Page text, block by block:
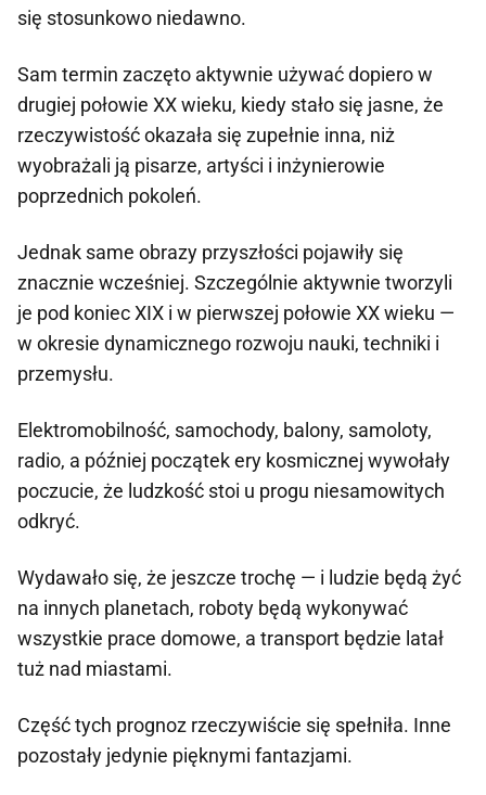
się stosunkowo niedawno.
Sam termin zaczęto aktywnie używać dopiero w
drugiej połowie XX wieku, kiedy stało się jasne, że
rzeczywistość okazała się zupełnie inna, niż
wyobrażali ją pisarze, artyści i inżynierowie
poprzednich pokoleń.
Jednak same obrazy przyszłości pojawiły się
znacznie wcześniej. Szczególnie aktywnie tworzyli
je pod koniec XIX i w pierwszej połowie XX wieku —
w okresie dynamicznego rozwoju nauki, techniki i
przemysłu.
Elektromobilność, samochody, balony, samoloty,
radio, a później początek ery kosmicznej wywołały
poczucie, że ludzkość stoi u progu niesamowitych
odkryć.
Wydawało się, że jeszcze trochę — i ludzie będą żyć
na innych planetach, roboty będą wykonywać
wszystkie prace domowe, a transport będzie latał
tuż nad miastami.
Część tych prognoz rzeczywiście się spełniła. Inne
pozostały jedynie pięknymi fantazjami.